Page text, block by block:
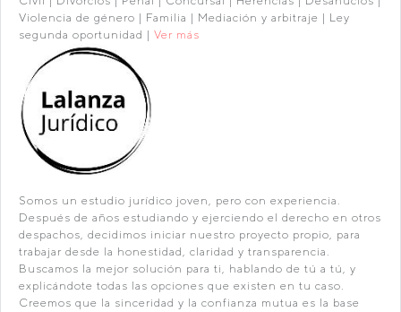
Violencia de género | Familia | Mediación y arbitraje | Ley
segunda oportunidad | Ver más
Somos un estudio jurídico joven, pero con experiencia.
Después de años estudiando y ejerciendo el derecho en otros
despachos, decidimos iniciar nuestro proyecto propio, para
trabajar desde la honestidad, claridad y transparencia.
Buscamos la mejor solución para ti, hablando de tú a tú, y
explicándote todas las opciones que existen en tu caso.
Creemos que la sinceridad y la confianza mutua es la base